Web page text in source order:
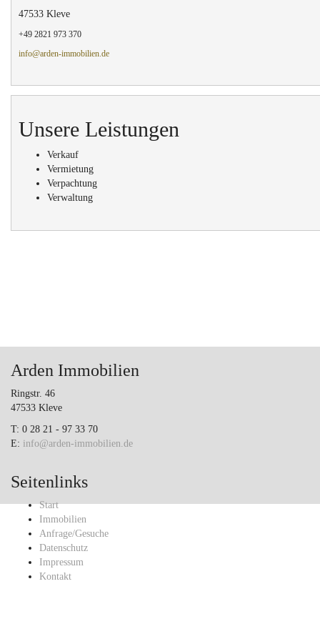
47533 Kleve
+49 2821 973 370
info@arden-immobilien.de
Unsere Leistungen
Verkauf
Vermietung
Verpachtung
Verwaltung
Arden Immobilien
Ringstr. 46
47533 Kleve
T: 0 28 21 - 97 33 70
E: info@arden-immobilien.de
Seitenlinks
Start
Immobilien
Anfrage/Gesuche
Datenschutz
Impressum
Kontakt